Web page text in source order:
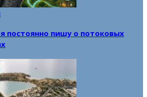
постоянно пишу о потоковых